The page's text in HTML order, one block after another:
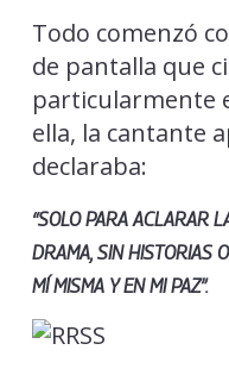
Todo comenzó
de pantalla que
particularmente
ella, la cantante
declaraba:
“SOLO PARA ACLARAR
DRAMA, SIN HISTORIAS
MÍ MISMA Y EN MI PAZ”.